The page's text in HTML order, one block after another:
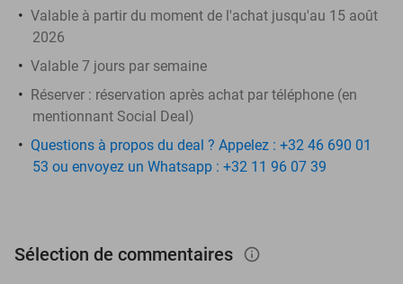
Valable à partir du moment de l'achat jusqu'au 15 août
2026
Valable 7 jours par semaine
Réserver : réservation après achat par téléphone (en
mentionnant Social Deal)
Questions à propos du deal ? Appelez : +32 46 690 01
53 ou envoyez un Whatsapp : +32 11 96 07 39
Sélection de commentaires info_outlined